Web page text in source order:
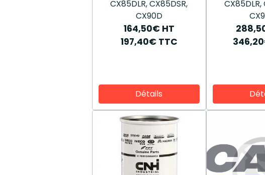
CX85DLR, CX85DSR,
CX90D
164,50€ HT
197,40€ TTC
Détails
CX85DLR,